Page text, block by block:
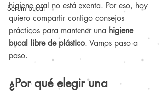
Serum bucal
higiene oral no está exenta. Por eso, hoy
quiero compartir contigo consejos
prácticos para mantener una higiene
bucal libre de plástico. Vamos paso a
paso.
¿Por qué elegir una